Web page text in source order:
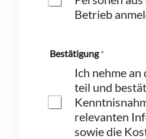
Betrieb
Bestätigung*
Ich nehme
teil und
relevanten
sowie die